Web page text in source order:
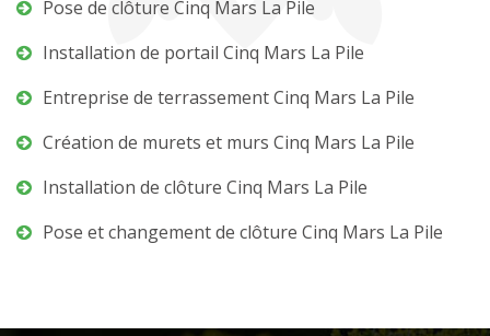
Pose de clôture Cinq Mars La Pile
Installation de portail Cinq Mars La Pile
Entreprise de terrassement Cinq Mars La Pile
Création de murets et murs Cinq Mars La Pile
Installation de clôture Cinq Mars La Pile
Pose et changement de clôture Cinq Mars La Pile